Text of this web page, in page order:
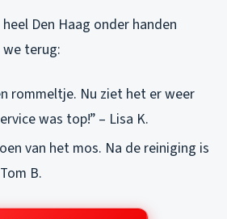
Den Haag onder handen
terug:
rommeltje. Nu ziet het er weer
was top!” – Lisa K.
van het mos. Na de reiniging is
B.